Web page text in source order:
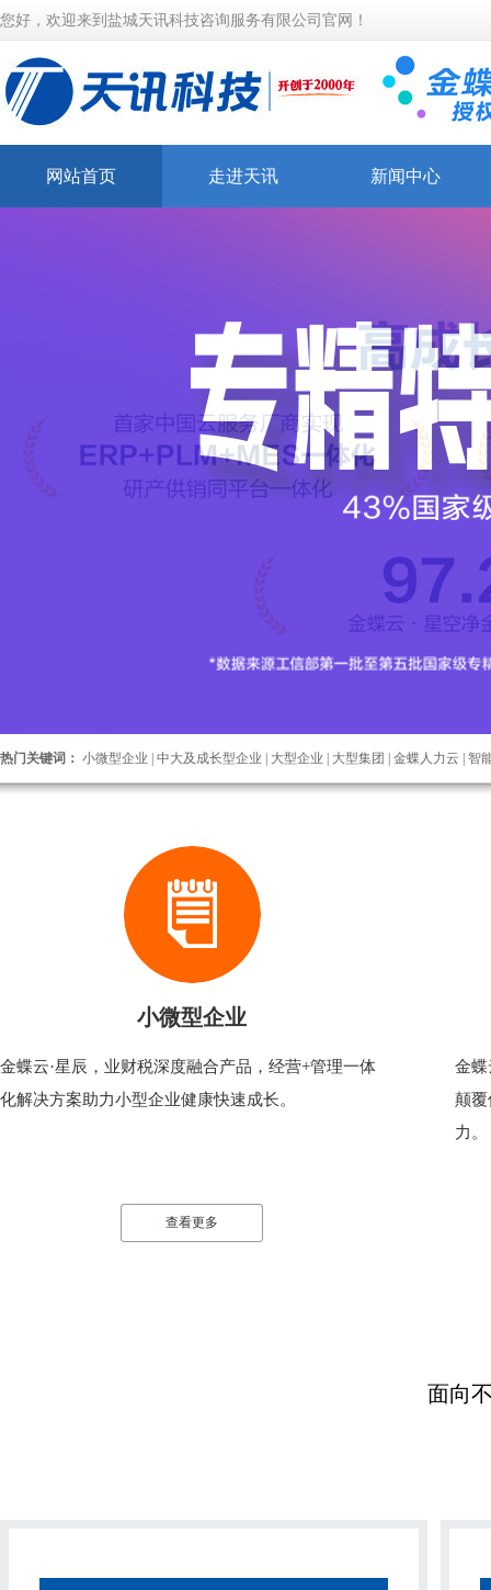
您好，欢迎来到盐城天讯科技咨询服务有限公司官网！
网站首页 走进天讯 新闻中心
热门关键词： 小微型企业 | 中大及成长型企业 | 大型企业 | 大型集团 | 金蝶人力云 | 智
小微型企业
金蝶云·星辰，业财税深度融合产品，经营+管理一体
化解决方案助力小型企业健康快速成长。
查看更多
金蝶
颠覆
力。
面向